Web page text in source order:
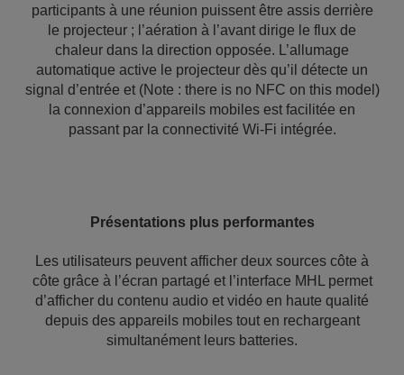
participants à une réunion puissent être assis derrière
le projecteur ; l’aération à l’avant dirige le flux de
chaleur dans la direction opposée. L’allumage
automatique active le projecteur dès qu’il détecte un
signal d’entrée et (Note : there is no NFC on this model)
la connexion d’appareils mobiles est facilitée en
passant par la connectivité Wi-Fi intégrée.
Présentations plus performantes
Les utilisateurs peuvent afficher deux sources côte à
côte grâce à l’écran partagé et l’interface MHL permet
d’afficher du contenu audio et vidéo en haute qualité
depuis des appareils mobiles tout en rechargeant
simultanément leurs batteries.